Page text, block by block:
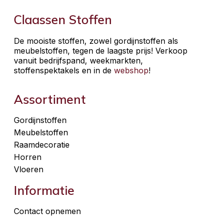
Claassen Stoffen
De mooiste stoffen, zowel gordijnstoffen als
meubelstoffen, tegen de laagste prijs! Verkoop
vanuit bedrijfspand, weekmarkten,
stoffenspektakels en in de webshop!
Assortiment
Gordijnstoffen
Meubelstoffen
Raamdecoratie
Horren
Vloeren
Informatie
Contact opnemen